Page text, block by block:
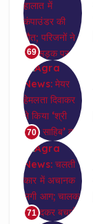
69
70
71